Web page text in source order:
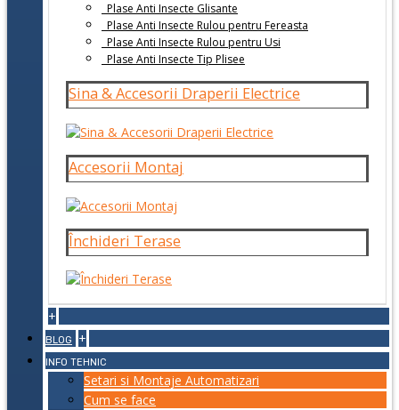
Plase Anti Insecte Glisante
Plase Anti Insecte Rulou pentru Fereasta
Plase Anti Insecte Rulou pentru Usi
Plase Anti Insecte Tip Plisee
Sina & Accesorii Draperii Electrice
Accesorii Montaj
Închideri Terase
+
BLOG +
INFO TEHNIC
Setari si Montaje Automatizari
Cum se face